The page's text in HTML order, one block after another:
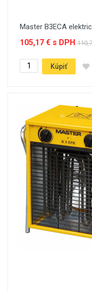
Master B3ECA
105,17 € s DPH
Kúpiť